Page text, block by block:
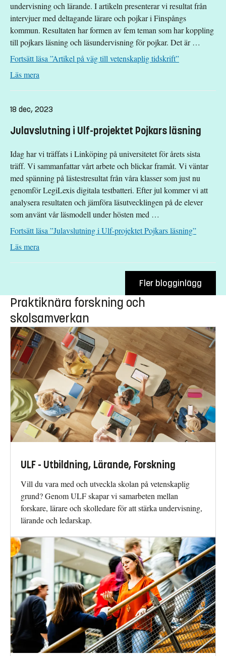
undervisning och lärande. I artikeln presenterar vi resultat från
intervjuer med deltagande lärare och pojkar i Finspångs
kommun. Resultaten har formen av fem teman som har koppling
till pojkars läsning och läsundervisning för pojkar. Det är …
Fortsätt läsa”Artikel på väg till vetenskaplig tidskrift”
Läs mera
18 dec, 2023
Julavslutning i Ulf-projektet Pojkars läsning
Idag har vi träffats i Linköping på universitetet för årets sista
träff. Vi sammanfattar vårt arbete och blickar framåt. Vi väntar
med spänning på lästestresultat från våra klasser som just nu
genomför LegiLexis digitala testbatteri. Efter jul kommer vi att
analysera resultaten och jämföra läsutvecklingen på de elever
som använt vår läsmodell under hösten med …
Fortsätt läsa ”Julavslutning i Ulf-projektet Pojkars läsning”
Läs mera
Fler blogginlägg
Praktiknära forskning och
skolsamverkan
ULF - Utbildning, Lärande, Forskning
Vill du vara med och utveckla skolan på vetenskaplig
grund? Genom ULF skapar vi samarbeten mellan
forskare, lärare och skolledare för att stärka undervisning,
lärande och ledarskap.